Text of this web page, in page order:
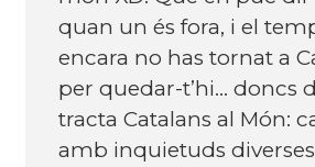
quan un és fora, i el
encara no has tornat a
per quedar-t’hi… doncs
tracta Catalans al Món:
amb inquietuds